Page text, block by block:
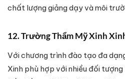
chất lượng giảng dạy và môi
12. Trường Thẩm Mỹ Xinh
Với chương trình đào tạo đa
Xinh phù hợp với nhiều đối